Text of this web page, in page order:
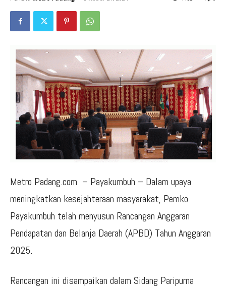
Metro Padang.com – Payakumbuh – Dalam upaya
meningkatkan kesejahteraan masyarakat, Pemko
Payakumbuh telah menyusun Rancangan Anggaran
Pendapatan dan Belanja Daerah (APBD) Tahun Anggaran
2025.
Rancangan ini disampaikan dalam Sidang Paripurna